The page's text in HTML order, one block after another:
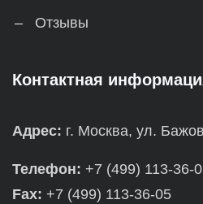
Отзывы
Контактная
Адрес: г. Москва, ул.
Телефон: +7 (499) 113-36-
Fax: +7 (499) 113-36-05